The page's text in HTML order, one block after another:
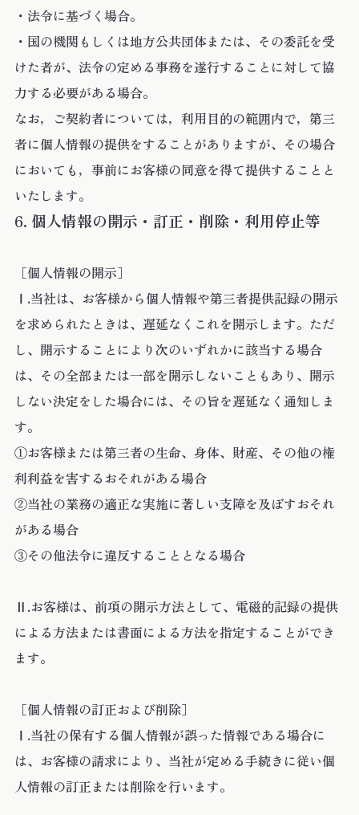
・法令に基づく場合。
・国の機関もしくは地方公共団体または、その委託を受
けた者が、法令の定める事務を遂行することに対して協
力する必要がある場合。
なお，ご契約者については，利用目的の範囲内で，第三
者に個人情報の提供をすることがありますが、その場合
においても，事前にお客様の同意を得て提供することと
いたします。
個人情報の開示・訂正・削除・利用停止等
［個人情報の開示］
Ⅰ.当社は、お客様から個人情報や第三者提供記録の開示
を求められたときは、遅延なくこれを開示します。ただ
し、開示することにより次のいずれかに該当する場合
は、その全部または一部を開示しないこともあり、開示
しない決定をした場合には、その旨を遅延なく通知しま
す。
①お客様または第三者の生命、身体、財産、その他の権
利利益を害するおそれがある場合
②当社の業務の適正な実施に著しい支障を及ぼすおそれ
がある場合
③その他法令に違反することとなる場合
Ⅱ.お客様は、前項の開示方法として、電磁的記録の提供
による方法または書面による方法を指定することができ
ます。
［個人情報の訂正および削除］
Ⅰ.当社の保有する個人情報が誤った情報である場合に
は、お客様の請求により、当社が定める手続きに従い個
人情報の訂正または削除を行います。